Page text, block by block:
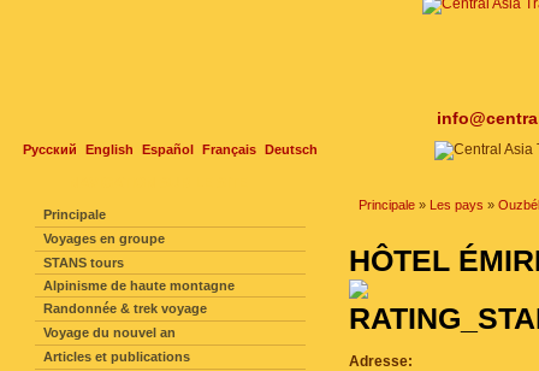
Русский English Español Français Deutsch
Principale » Les pays »
HÔTEL
Adresse:
Principale
Voyages en groupe
STANS tours
Alpinisme de haute montagne
Randonnée & trek voyage
Voyage du nouvel an
Articles et publications